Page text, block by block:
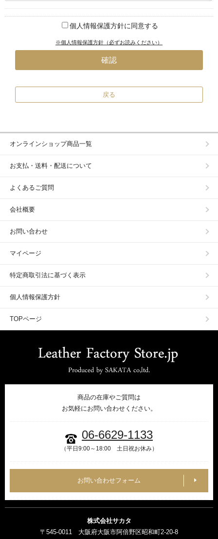
個人情報保護方針に同意する
※個人情報保護方針（必ずお読みください）
オンラインショップ商品一覧
お支払・送料・配送について
よくあるご質問
会社概要
お問い合わせ
マイページ
特定商取引法に基づく表示
個人情報保護方針
TOPページ
商品の在庫やご質問は
お気軽にお問い合わせください。
06-6629-1133
（平日9:00～18:00 土日祝お休み）
お問い合わせフォーム
株式会社サカタ
〒545-0011 大阪府大阪市阿倍野区昭和町2-20-8